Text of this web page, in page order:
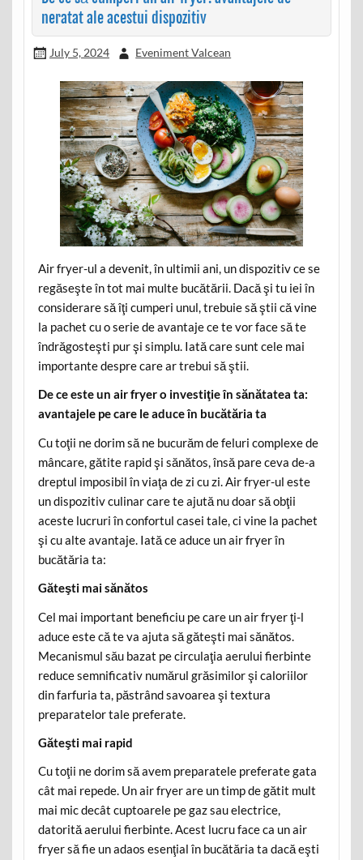
neratat ale acestui dispozitiv
July 5, 2024 Eveniment Valcean
Air fryer-ul a devenit, în ultimii ani, un dispozitiv ce se
regăseşte în tot mai multe bucătării. Dacă şi tu iei în
considerare să îţi cumperi unul, trebuie să ştii că vine
la pachet cu o serie de avantaje ce te vor face să te
îndrăgosteşti pur şi simplu. Iată care sunt cele mai
importante despre care ar trebui să ştii.
De ce este un air fryer o investiţie în sănătatea ta:
avantajele pe care le aduce în bucătăria ta
Cu toţii ne dorim să ne bucurăm de feluri complexe de
mâncare, gătite rapid şi sănătos, însă pare ceva de-a
dreptul imposibil în viaţa de zi cu zi. Air fryer-ul este
un dispozitiv culinar care te ajută nu doar să obţii
aceste lucruri în confortul casei tale, ci vine la pachet
şi cu alte avantaje. Iată ce aduce un air fryer în
bucătăria ta:
Găteşti mai sănătos
Cel mai important beneficiu pe care un air fryer ţi-l
aduce este că te va ajuta să găteşti mai sănătos.
Mecanismul său bazat pe circulaţia aerului fierbinte
reduce semnificativ numărul grăsimilor şi caloriilor
din farfuria ta, păstrând savoarea şi textura
preparatelor tale preferate.
Găteşti mai rapid
Cu toţii ne dorim să avem preparatele preferate gata
cât mai repede. Un air fryer are un timp de gătit mult
mai mic decât cuptoarele pe gaz sau electrice,
datorită aerului fierbinte. Acest lucru face ca un air
fryer să fie un adaos esenţial în bucătăria ta dacă eşti